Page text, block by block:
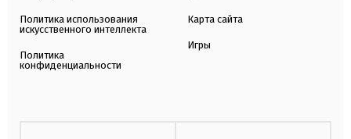
Политика использования
искусственного интеллекта
Политика
конфиденциальности
Карта сайта
Игры